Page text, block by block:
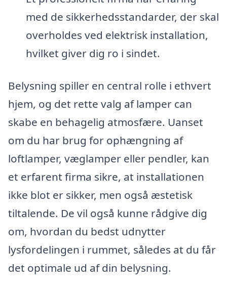
med de sikkerhedsstandarder, der skal
overholdes ved elektrisk installation,
hvilket giver dig ro i sindet.
Belysning spiller en central rolle i ethvert
hjem, og det rette valg af lamper can
skabe en behagelig atmosfære. Uanset
om du har brug for ophængning af
loftlamper, væglamper eller pendler, kan
et erfarent firma sikre, at installationen
ikke blot er sikker, men også æstetisk
tiltalende. De vil også kunne rådgive dig
om, hvordan du bedst udnytter
lysfordelingen i rummet, således at du får
det optimale ud af din belysning.